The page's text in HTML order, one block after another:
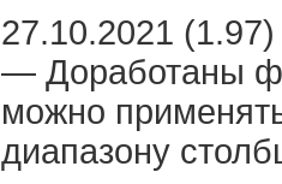
27.10.2021 (1.97)
— Доработаны
можно
диапазону